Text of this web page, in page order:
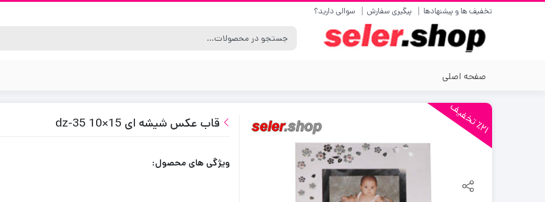
تخفیف ها و پیشنهادها پیگیری سفارش سوالی دارید؟
صفحه اصلی
٪2
1
ت
خ
ف
یف قاب عکس شیشه ای dz-35 10×15
ویژگی های محصول: